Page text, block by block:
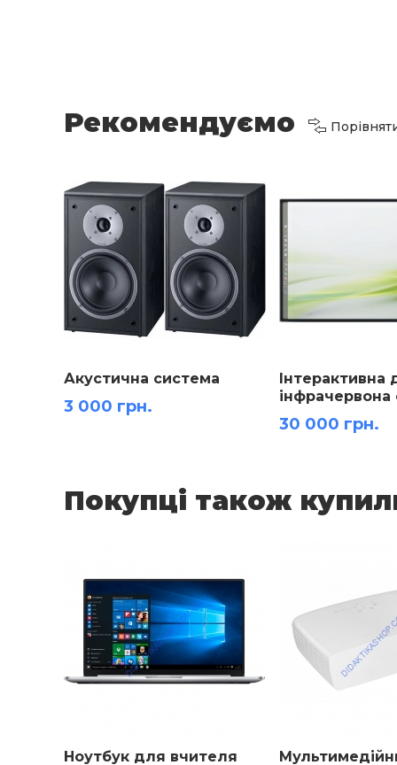
Рекомендуємо
Акустична система
3 000 грн.
Інтерактивна
інфрачервона
30 000 грн.
Покупці також
Ноутбук для вчителя